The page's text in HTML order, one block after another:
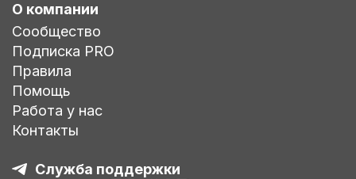
О компании
Сообщество
Подписка PRO
Правила
Помощь
Работа у нас
Контакты
Служба поддержки